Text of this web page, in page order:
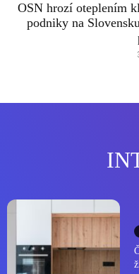
OSN hrozí oteplením
podniky na